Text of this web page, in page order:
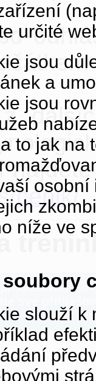
určité
jsou
a
jsou
to jak na
níže ve
slouží k
cenik/
se
zde: